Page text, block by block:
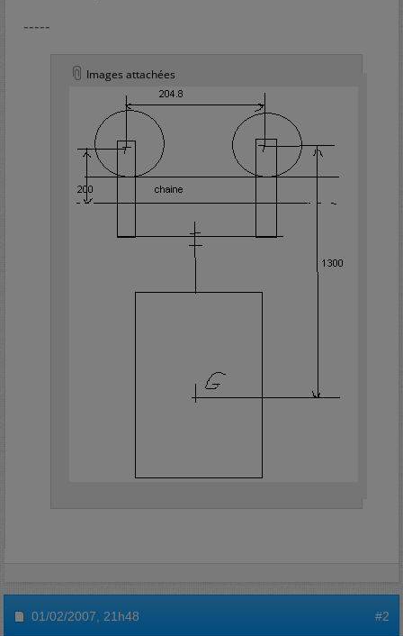
-----
Images attachées
01/02/2007, 21h48 #2